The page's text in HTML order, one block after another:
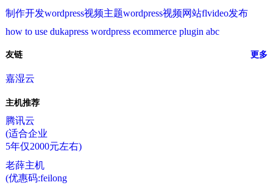
制作开发wordpress视频主题wordpress视频网站flvideo发布
how to use dukapress wordpress ecommerce plugin abc
友链 更多
嘉湿云
主机推荐
腾讯云
(适合企业
5年仅2000元左右)
老薛主机
(优惠码:feilong